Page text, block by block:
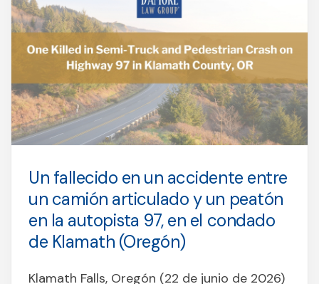
Un fallecido en un accidente entre
un camión articulado y un peatón
en la autopista 97, en el condado
de Klamath (Oregón)
Klamath Falls, Oregón (22 de junio de 2026)